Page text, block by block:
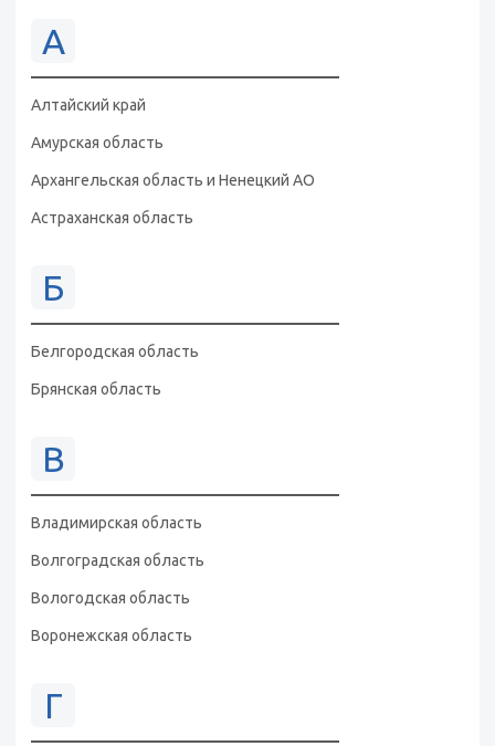
А
Алтайский край
Амурская область
Архангельская область и Ненецкий АО
Астраханская область
Б
Белгородская область
Брянская область
В
Владимирская область
Волгоградская область
Вологодская область
Воронежская область
Г